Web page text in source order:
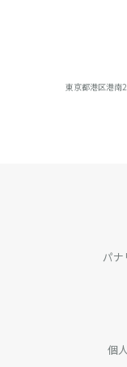
東京都港区港南
パナ
個